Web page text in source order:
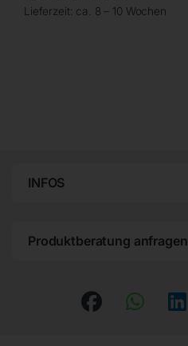
Lieferzeit: ca. 8 – 10 Wochen
INFOS
Produktberatung anfragen